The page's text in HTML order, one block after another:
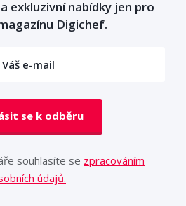
exkluzivní nabídky jen pro
Digichef.
se k odběru
souhlasíte se zpracováním
údajů.